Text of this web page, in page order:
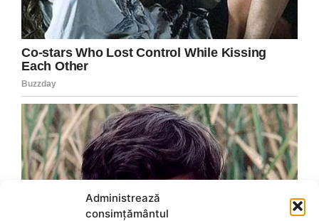
Administrează
consimțământul